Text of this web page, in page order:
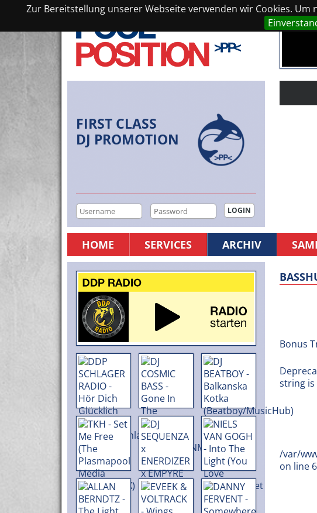
Zur Bereitstellung unserer Webseite verwenden wir Cookies.
FIRST CLASS
DJ PROMOTION
HOME SERVICES ARCHIV
Bonus
string
/var/
on line